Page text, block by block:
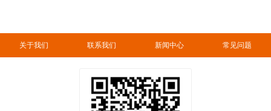
关于我们 联系我们 新闻中心 常见问题